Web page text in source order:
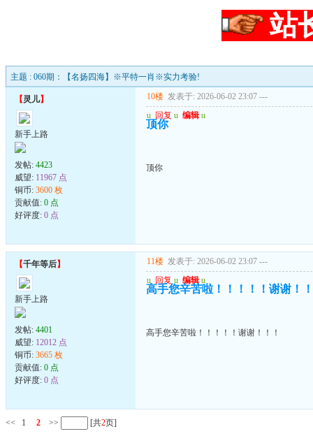
站
主题 : 060期：【名扬四海】※平特一肖※实力考验!
【灵儿】
新手上路
发帖: 4423
威望: 11967 点
铜币: 3600 枚
贡献值: 0 点
好评度: 0 点
10楼 发表于: 2026-06-02 23:07 ---
u 回复 u 编辑 u
顶你
顶你
【千年等后】
新手上路
发帖: 4401
威望: 12012 点
铜币: 3665 枚
贡献值: 0 点
好评度: 0 点
11楼 发表于: 2026-06-02 23:07 ---
u 回复 u 编辑 u
高手您辛苦啦！！！！！谢谢！
高手您辛苦啦！！！！！谢谢！！！
<< 1 2 >> [共2页]